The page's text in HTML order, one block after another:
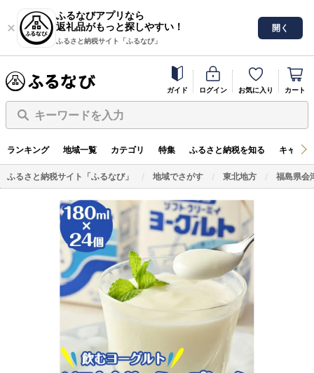
ふるなびアプリなら
返礼品がもっと探しやすい！
ふるさと納税サイト「ふるなび」
開く
ガイド ログイン お気に入り カート
キーワードを入力
ランキング 地域一覧 カテゴリ 特集 ふるさと納税を知る キャン
ふるさと納税サイト「ふるなび」 地域でさがす 東北地方 福島県会